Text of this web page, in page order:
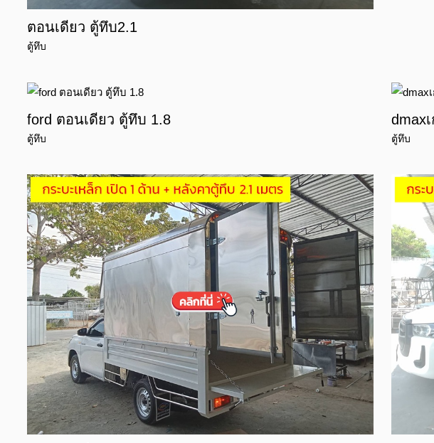
ตอนเดียว ตู้ทึบ2.1
ตู้ทึบ
ford ตอนเดียว ตู้ทึบ 1.8
ตู้ทึบ
dmax
ตู้ทึบ